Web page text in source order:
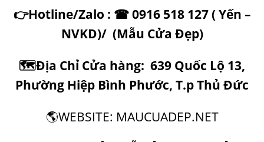
👉Hotline/Zalo : ☎0916 518 127 ( Yến –
NVKD)/ (Mẫu Cửa Đẹp)
🗺Địa Chỉ Cửa hàng: 639 Quốc Lộ 13,
Phường Hiệp Bình Phước, T.p Thủ Đức
🌎WEBSITE: MAUCUADEP.NET